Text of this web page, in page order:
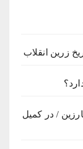
زرین انقلاب
/ در کمیل